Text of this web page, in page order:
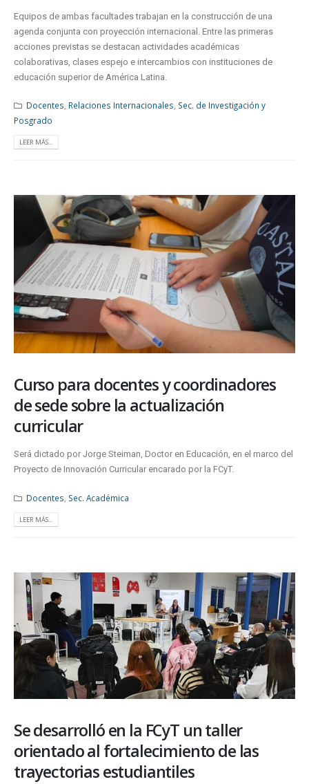
Equipos de ambas facultades trabajan en la construcción de una
agenda conjunta con proyección internacional. Entre las primeras
acciones previstas se destacan actividades académicas
colaborativas, clases espejo e intercambios con instituciones de
educación superior de América Latina.
Docentes Relaciones Internacionales Sec. de Investigación y
Posgrado
LEER MÁS...
Curso para docentes y coordinadores
de sede sobre la actualización
curricular
Será dictado por Jorge Steiman, Doctor en Educación, en el marco del
Proyecto de Innovación Curricular encarado por la FCyT.
Docentes Sec. Académica
LEER MÁS...
Se desarrolló en la FCyT un taller
orientado al fortalecimiento de las
trayectorias estudiantiles